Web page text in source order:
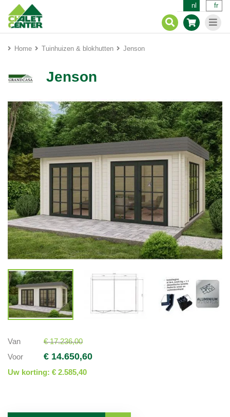
nl fr
Home Tuinhuizen & blokhutten Jenson
Jenson
Van
€ 17.236,00
Voor
€ 14.650,60
Uw korting: € 2.585,40